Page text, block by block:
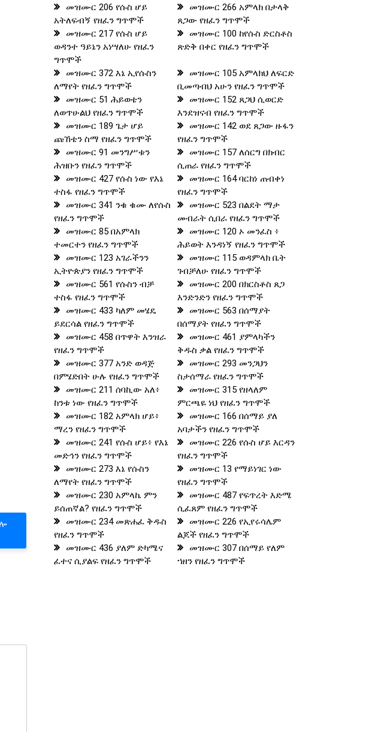
መዝሙር 206 የሱስ ሆይ
አትለፍብኝ የዘፈን ግጥሞች
መዝሙር 266 አምላክ በታላቅ
ጸጋው የዘፈን ግጥሞች
መዝሙር 217 የሱስ ሆይ
ወዳንተ ዓይኔን አነሣለሁ የዘፈን
ግጥሞች
መዝሙር 100 ከየሱስ ድርስቶስ
ጽድቅ በቀር የዘፈን ግጥሞች
መዝሙር 372 እኔ ኢየሱስን
ለማየት የዘፈን ግጥሞች
መዝሙር 105 አምላክህ ለፍርድ
ቢመጣብህ አሁን የዘፈን ግጥሞች
መዝሙር 51 ሕይወቴን
ለወጥሁልህ የዘፈን ግጥሞች
መዝሙር 152 ጸጋህ ሲወርድ
እንደዝናብ የዘፈን ግጥሞች
መዝሙር 189 ጌታ ሆይ
ጩኸቴን ስማ የዘፈን ግጥሞች
መዝሙር 142 ወደ ጸጋው ዙፋን
የዘፈን ግጥሞች
መዝሙር 91 መንግሥቱን
ሕዝቡን የዘፈን ግጥሞች
መዝሙር 157 ለሰርግ በክብር
ሲጠራ የዘፈን ግጥሞች
መዝሙር 427 የሱስ ነው የእኔ
ተስፋ የዘፈን ግጥሞች
መዝሙር 164 ባርከነ ጠብቀነ
የዘፈን ግጥሞች
መዝሙር 341 ንቁ ቁሙ ለየሱስ
የዘፈን ግጥሞች
መዝሙር 523 በልደት ማታ
መብራት ሲበራ የዘፈን ግጥሞች
መዝሙር 85 በአምላክ
ተመርተን የዘፈን ግጥሞች
መዝሙር 120 ኦ መንፈስ ፥
ሕይወት እንዳነኝ የዘፈን ግጥሞች
መዝሙር 123 አገራችንን
ኢትዮጵያን የዘፈን ግጥሞች
መዝሙር 115 ወዳምላክ ቤት
ገብቻለሁ የዘፈን ግጥሞች
መዝሙር 561 የሱስን ብቻ
ተስፋ የዘፈን ግጥሞች
መዝሙር 200 በክርስቶስ ጸጋ
እንድንድን የዘፈን ግጥሞች
መዝሙር 433 ካለም መሄዴ
ይደርሳል የዘፈን ግጥሞች
መዝሙር 563 በሰማያት
በሰማያት የዘፈን ግጥሞች
መዝሙር 458 በጥዋት እንዝራ
የዘፈን ግጥሞች
መዝሙር 461 ያምላካችን
ቅዱስ ቃል የዘፈን ግጥሞች
መዝሙር 377 አንድ ወዳጅ
በምሄድበት ሁሉ የዘፈን ግጥሞች
መዝሙር 293 መንጋህን
ስታሰማራ የዘፈን ግጥሞች
መዝሙር 211 ሰባኪው አለ፥
ከንቱ ነው የዘፈን ግጥሞች
መዝሙር 315 የዘላለም
ምርጫዬ ነህ የዘፈን ግጥሞች
መዝሙር 182 አምላክ ሆይ፥
ማረን የዘፈን ግጥሞች
መዝሙር 166 በሰማይ ያለ
አባታችን የዘፈን ግጥሞች
መዝሙር 241 የሱስ ሆይ፥ የእኔ
መድኅን የዘፈን ግጥሞች
መዝሙር 226 የሱስ ሆይ እርዳን
የዘፈን ግጥሞች
መዝሙር 273 እኔ የሱስን
ለማየት የዘፈን ግጥሞች
መዝሙር 13 የማይነገር ነው
የዘፈን ግጥሞች
መዝሙር 230 አምላኬ ምን
ይሰጠኛል? የዘፈን ግጥሞች
መዝሙር 487 የፍጥረት እድሜ
ሲፈጸም የዘፈን ግጥሞች
መዝሙር 234 መጽሐፈ ቅዱስ
የዘፈን ግጥሞች
መዝሙር 226 የኢየሩሳሌም
ልጆች የዘፈን ግጥሞች
መዝሙር 436 ያለም ድካሜና
ፈተና ሲያልፍ የዘፈን ግጥሞች
መዝሙር 307 በሰማይ የለም
ኀዘን የዘፈን ግጥሞች